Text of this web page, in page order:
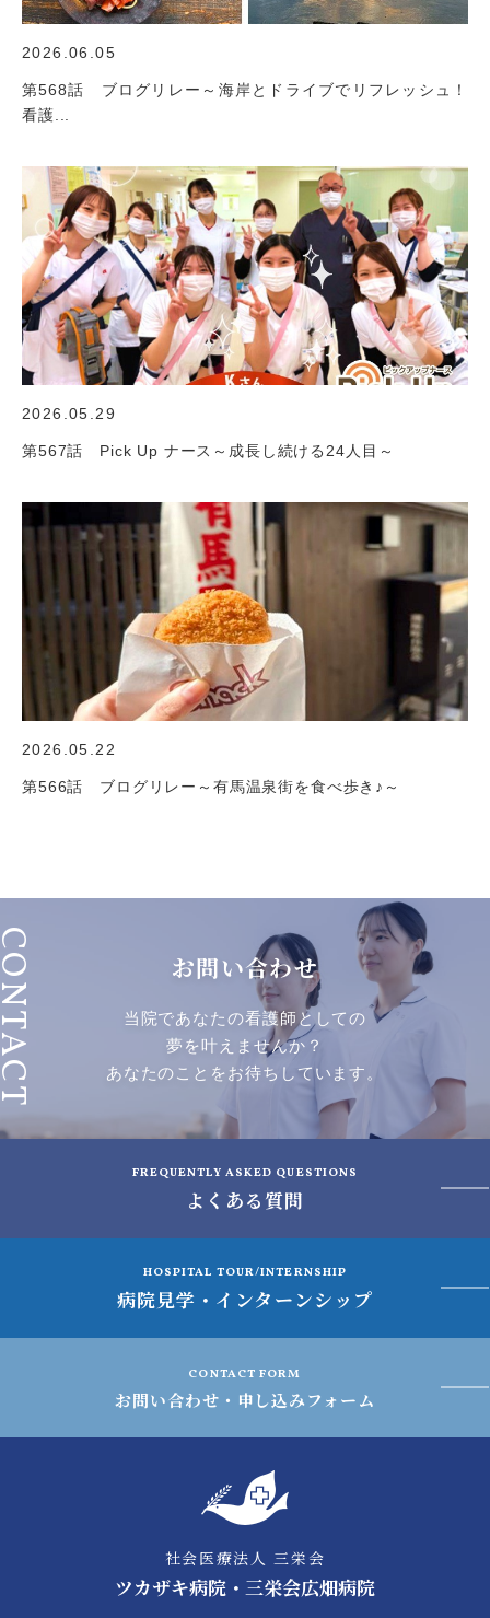
2026.06.05
第568話 ブログリレー～海岸とドライブでリフレッシュ！
看護...
2026.05.29
第567話 Pick Up ナース～成長し続ける24人目～
2026.05.22
第566話 ブログリレー～有馬温泉街を食べ歩き♪～
お問い合わせ
当院であなたの看護師としての
夢を叶えませんか？
あなたのことをお待ちしています。
FREQUENTLY ASKED QUESTIONS
よくある質問
HOSPITAL TOUR/INTERNSHIP
病院見学・インターンシップ
CONTACT FORM
お問い合わせ・申し込みフォーム
社会医療法人 三栄会
ツカザキ病院・三栄会広畑病院